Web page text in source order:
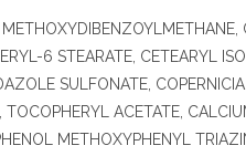
6 STEARATE, CETEARYL
SULFONATE,
ACETATE,
METHOXYPHENYL